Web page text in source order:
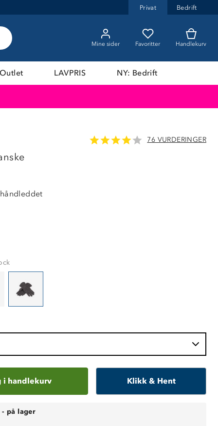
Privat Bedrift
Mine sider Favoritter Handlekurv
LAVPRIS NY: Bedrift
76 VURDERINGER
i handlekurv Klikk & Hent
- på lager